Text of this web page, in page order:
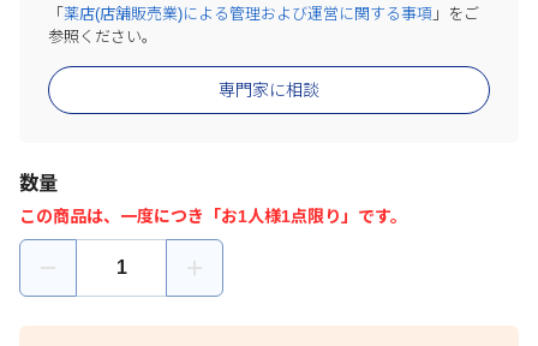
専門家に相談
「 薬店(店舗販売業)による管理および運営に関する事項 」をご
参照ください。
数量
この商品は、一度につき「お1人様1点限り」です。